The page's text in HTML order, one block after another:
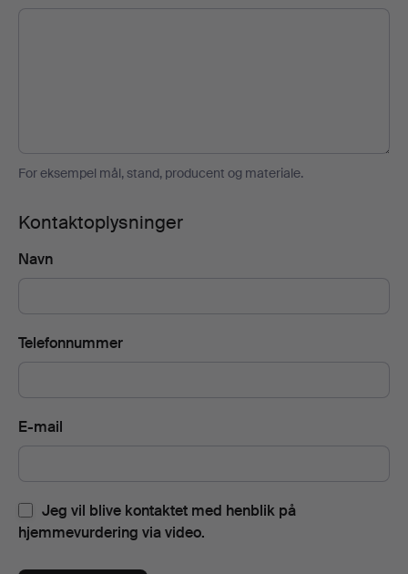
For eksempel mål, stand, producent og materiale.
Kontaktoplysninger
Navn
Telefonnummer
E-mail
Jeg vil blive kontaktet med henblik på
hjemmevurdering via video.